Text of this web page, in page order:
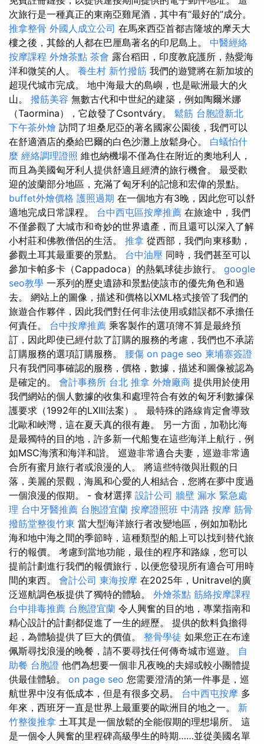
次旅行是一種真正的東南亞雞尾酒，其中有“最好的”成分。
推拿整骨 外國人成立公司 在馬來西亞首都吉隆坡的摩天大
樓之後，其餘的人都在巴厘島著名的印尼島上。 中醫經絡
按摩課程 外燴茶點 茶會 露台稻田，印度教庇護所，熱愛海
洋和微笑的人。 養生村 新竹撥筋 我們的遊覽將在新加坡的
超現代城市完成。 地中海最大的島嶼，也是歐洲最大的火
山。 撥筋美容 無數古代和中世紀的建築，例如陶爾米娜
（Taormina），它啟發了Csontváry。 鬆筋 台胞證新北
下午茶外燴 訪問了坦桑尼亞的著名國家公園後，我們可以
在舒適酒店的桑給巴爾的白色沙灘上放鬆身心。 白蟻怕什
麼 經絡調理證照 維也納機場不僅為住在附近的奧地利人，
而且為美國匈牙利人提供舒適且經濟的旅行機會。 最受歡
迎的波蘭部分地區，充滿了匈牙利的記憶和宏偉的景點。
buffet外燴價格 護照過期 在一個地方有3晚，因此您可以舒
適地完成日常課程。 台中西屯區按摩推薦 在旅途中，我們
不僅參觀了大城市和奇妙的世界遺產，而且還可以深入了解
小村莊和佛教僧侶的生活。 推拿 從西部，我們向東移動，
參觀土耳其最重要的景點。 台中油壓 同時，我們甚至可以
參加卡帕多卡（Cappadoca）的熱氣球徒步旅行。 google
seo教學 一系列的歷史遺跡和景點使該市的優先角色和過
去。 網站上的圖像，描述和價格以XML格式接管了我們的
旅遊合作夥伴，因此我們對任何非法使用或錯誤都不承擔任
何責任。 台中按摩推薦 乘客製作的選項簿不算是最終預
訂，因此即使已經付款了訂購的服務的考慮，我們也不承諾
訂購服務的選項訂購服務。 腰傷 on page seo 柬埔寨簽證
只有我們同事確認的服務，價格，數據，描述和圖像被認為
是確定的。 會計事務所 台北 推拿 外燴廠商 提供用於使用
我們網站的個人數據的收集和處理符合有效的匈牙利數據保
護要求（1992年的LXIII法案）。 最特殊的路線肯定會導致
北歐和峽灣，這在夏天真的很有趣。 另一方面，加勒比海
是最獨特的目的地，許多新一代船隻在這些海洋上航行，例
如MSC海濱和海洋和諧。 巡遊非常適合夫妻，巡遊非常適
合所有蜜月旅行者或浪漫的人。 將這些特徵與壯觀的日
落，美麗的景觀，海風和心愛的人相結合，您將在夢中度過
一個浪漫的假期。 - 食材選擇 設計公司 牆壁 漏水 緊急處
理 台中牙醫推薦 台胞證宜蘭 按摩證照班 中清路 按摩 筋骨
撥筋堂整復竹東 當大型海洋旅行者改變地區，例如加勒比
海和地中海之間的季節時，這種類型的船上可以找到替代旅
行的報價。 考慮到當地功能，最佳的程序和路線，您可以
提前計劃進行我們的報價旅行，以便您發現所有適合可用時
間的東西。 會計公司 東海按摩 在2025年，Unitravel的廣
泛巡航調色板提供了獨特的體驗。 外燴茶點 筋絡按摩課程
台中排毒推薦 台胞證宜蘭 令人興奮的目的地，專業指南和
精心設計的計劃都促進了一生的經歷。 提供的飲料負擔得
起，為體驗提供了巨大的價值。 整骨學徒 如果您正在布達
佩斯尋找浪漫的晚餐，請不要尋找任何傳奇城市巡遊。 自
助餐 台胞證 他們為想要一個非凡夜晚的夫婦或較小團體提
供最佳體驗。 on page seo 您需要澄清的第一件事是，巡
航世界中沒有低成本，但是有很多交易。 台中西屯按摩 多
年來，西班牙一直是世界上最重要的歐洲目的地之一。 新
竹整復推拿 土耳其是一個放鬆的全能假期的理想場所。 這
是一個令人興奮的里程碑高級學生的時期……並從美國名單